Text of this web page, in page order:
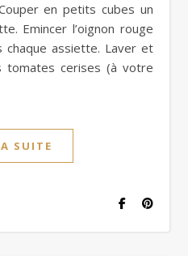
en petits cubes un
Emincer l’oignon rouge
assiette. Laver et
tomates cerises (à votre
SUITE